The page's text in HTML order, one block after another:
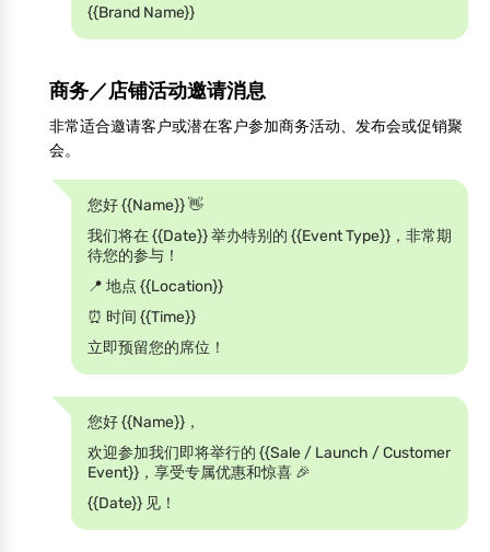
{{Brand Name}}
商务／店铺活动邀请消息
非常适合邀请客户或潜在客户参加商务活动、发布会或促销聚
会。
您好 {{Name}} 👋
我们将在 {{Date}} 举办特别的 {{Event Type}}，非常期
待您的参与！
📍 地点 {{Location}}
⏰ 时间 {{Time}}
立即预留您的席位！
您好 {{Name}}，
欢迎参加我们即将举行的 {{Sale / Launch / Customer
Event}}，享受专属优惠和惊喜 🎉
{{Date}} 见！